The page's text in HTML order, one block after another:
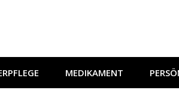
MEDIKAMENT